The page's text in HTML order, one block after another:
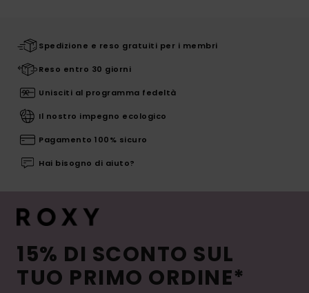
Spedizione e reso gratuiti per i membri
Reso entro 30 giorni
Unisciti al programma fedeltà
Il nostro impegno ecologico
Pagamento 100% sicuro
Hai bisogno di aiuto?
15% DI SCONTO SUL
TUO PRIMO ORDINE*